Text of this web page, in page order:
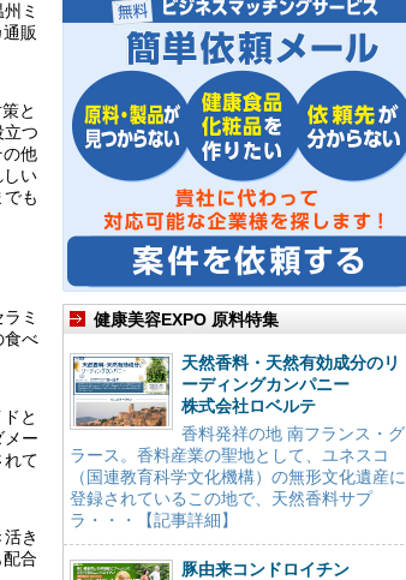
ミ
販
と
立つ
の他
しい
も
ミ
食べ
と
メー
れて
き
合
健康美容EXPO 原料特集
天然香料・天然有効成分のリ
ーディングカンパニー
株式会社ロベルテ
香料発祥の地 南フランス・グ
ラース。香料産業の聖地として、ユネスコ
（国連教育科学文化機構）の無形文化遺産に
登録されているこの地で、天然香料サプ
ラ・・・【記事詳細】
豚由来コンドロイチン